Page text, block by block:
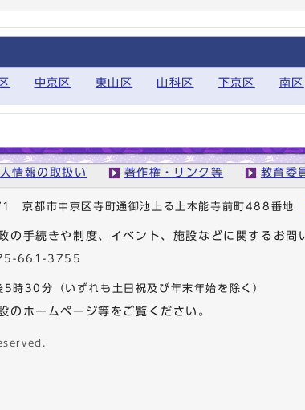
中京区 東山区 山科区 下京区 南区
情報の取扱い 著作権・リンク等 教育委
京都市中京区寺町通御池上る上本能寺前町488番
の手続きや制度、イベント、施設などに関するお問
661-3755
5時30分 （いずれも土日祝及び年末年始を除く）
のホームページ等をご覧ください。